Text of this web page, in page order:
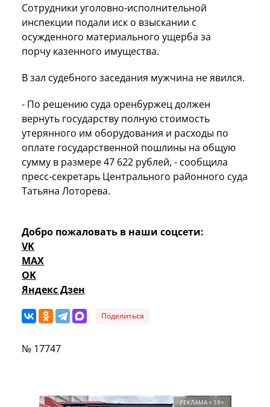
Сотрудники уголовно-исполнительной
инспекции подали иск о взыскании с
осужденного материального ущерба за
порчу казенного имущества.
В зал судебного заседания мужчина не явился.
- По решению суда оренбуржец должен
вернуть государству полную стоимость
утерянного им оборудования и расходы по
оплате государственной пошлины на общую
сумму в размере 47 622 рублей, - сообщила
пресс-секретарь Центрального районного суда
Татьяна Лоторева.
Добро пожаловать в наши соцсети:
VK
MAX
OK
Яндекс Дзен
Поделиться
№ 17747
РЕКЛАМА • 18+